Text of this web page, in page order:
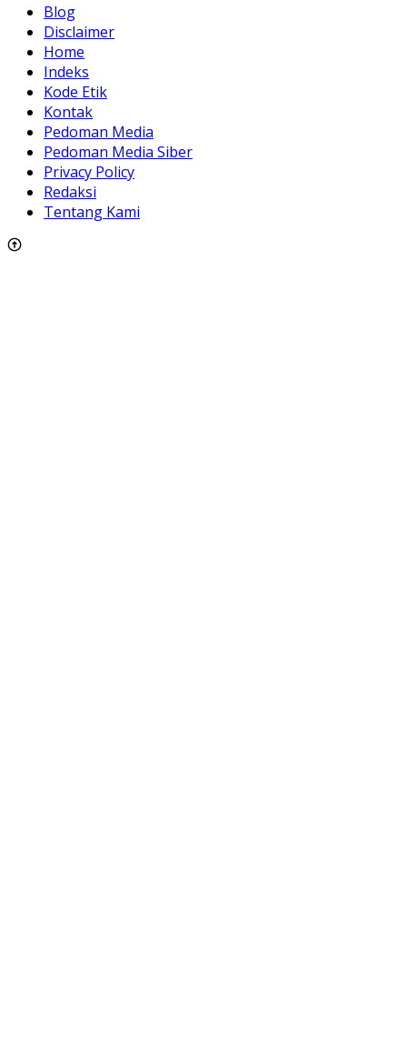
Blog
Disclaimer
Home
Indeks
Kode Etik
Kontak
Pedoman Media
Pedoman Media Siber
Privacy Policy
Redaksi
Tentang Kami